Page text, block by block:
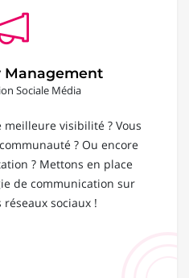
Management
Sociale Média
meilleure visibilité ? Vous
? Ou encore
? Mettons en place
de communication sur
sociaux !